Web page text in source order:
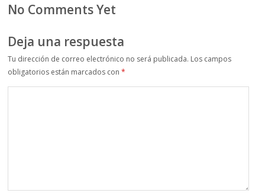
No Comments Yet
Deja una respuesta
Tu dirección de correo electrónico no será publicada. Los campos
obligatorios están marcados con*